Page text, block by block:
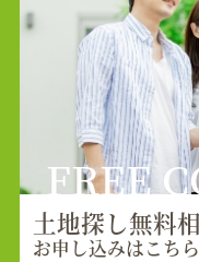
FREE
土地探し無料
お申し込みはこちら